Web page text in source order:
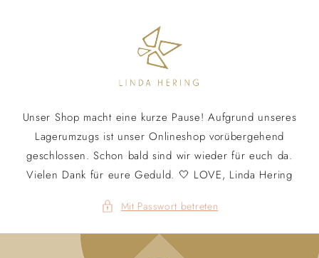
Unser Shop macht eine kurze Pause! Aufgrund unseres
Lagerumzugs ist unser Onlineshop vorübergehend
geschlossen. Schon bald sind wir wieder für euch da.
Vielen Dank für eure Geduld. 🤍 LOVE, Linda Hering
Mit Passwort betreten